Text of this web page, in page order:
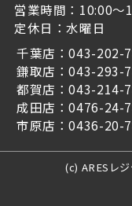
営業時間：10:00～
定休日：水曜日
千葉店：043-202-
鎌取店：043-293-
都賀店：043-214-
成田店：0476-24-
市原店：0436-20-
(c) ARESレ